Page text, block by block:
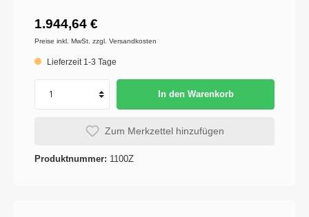
1.944,64 €
Preise inkl. MwSt. zzgl. Versandkosten
Lieferzeit 1-3 Tage
In den Warenkorb
Zum Merkzettel hinzufügen
Produktnummer: 1100Z